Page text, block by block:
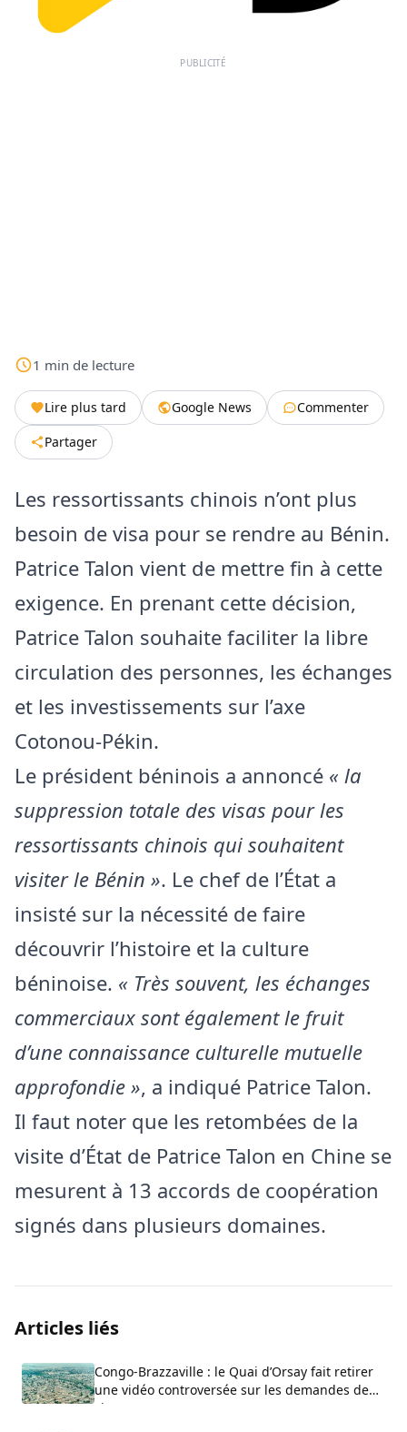
PUBLICITÉ
1 min de lecture
Lire plus tard Google News
Commenter
Partager
Les ressortissants chinois n’ont plus
besoin de visa pour se rendre au Bénin.
Patrice Talon vient de mettre fin à cette
exigence. En prenant cette décision,
Patrice Talon souhaite faciliter la libre
circulation des personnes, les échanges
et les investissements sur l’axe
Cotonou-Pékin.
Le président béninois a annoncé « la
suppression totale des visas pour les
ressortissants chinois qui souhaitent
visiter le Bénin ». Le chef de l’État a
insisté sur la nécessité de faire
découvrir l’histoire et la culture
béninoise. « Très souvent, les échanges
commerciaux sont également le fruit
d’une connaissance culturelle mutuelle
approfondie », a indiqué Patrice Talon.
Il faut noter que les retombées de la
visite d’État de Patrice Talon en Chine se
mesurent à 13 accords de coopération
signés dans plusieurs domaines.
Articles liés
Congo-Brazzaville : le Quai d’Orsay fait retirer
une vidéo controversée sur les demandes de
visa